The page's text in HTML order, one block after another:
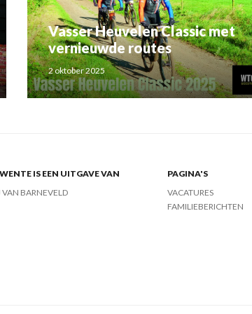
Vasser Heuvelen Classic met
vernieuwde routes
2 oktober 2025
IS EEN UITGAVE VAN
VAN BARNEVELD
PAGINA'S
VACATURES
FAMILIEBERICHTEN